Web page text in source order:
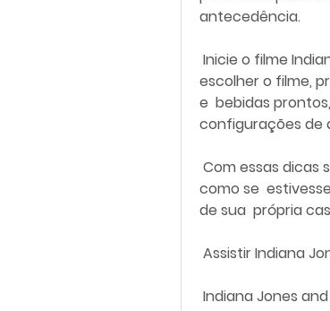
antecedência.
escolher o filme,
e  bebidas
configurações de
como se
de sua  própria
Assistir Indiana
Indiana Jones